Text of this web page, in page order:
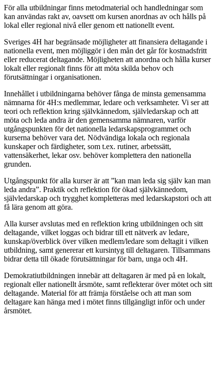
För alla utbildningar finns metodmaterial och handledningar som
kan användas rakt av, oavsett om kursen anordnas av och hålls på
lokal eller regional nivå eller genom ett nationellt event.
Sveriges 4H har begränsade möjligheter att finansiera deltagande i
nationella event, men möjliggör i den mån det går för kostnadsfritt
eller reducerat deltagande. Möjligheten att anordna och hålla kurser
lokalt eller regionalt finns för att möta skilda behov och
förutsättningar i organisationen.
Innehållet i utbildningarna behöver fånga de minsta gemensamma
nämnarna för 4H:s medlemmar, ledare och verksamheter. Vi ser att
teori och reflektion kring självkännedom, självledarskap och att
möta och leda andra är den gemensamma nämnaren, varför
utgångspunkten för det nationella ledarskapsprogrammet och
kurserna behöver vara det. Nödvändiga lokala och regionala
kunskaper och färdigheter, som t.ex. rutiner, arbetssätt,
vattensäkerhet, lekar osv. behöver komplettera den nationella
grunden.
Utgångspunkt för alla kurser är att ”kan man leda sig själv kan man
leda andra”. Praktik och reflektion för ökad självkännedom,
självledarskap och trygghet kompletteras med ledarskapstori och att
få lära genom att göra.
Alla kurser avslutas med en reflektion kring utbildningen och sitt
deltagande, vilket loggas och bidrar till ett nätverk av ledare,
kunskap/överblick över vilken medlem/ledare som deltagit i vilken
utbildning, samt genererar ett kursintyg till deltagaren. Tillsammans
bidrar detta till ökade förutsättningar för barn, unga och 4H.
Demokratiutbildningen innebär att deltagaren är med på en lokalt,
regionalt eller nationellt årsmöte, samt reflekterar över mötet och sitt
deltagande. Material för att främja förståelse och att man som
deltagare kan hänga med i mötet finns tillgängligt inför och under
årsmötet.